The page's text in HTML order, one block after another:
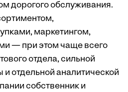
дорогого обслуживания.
маркетингом,
— при этом чаще всего
отдела, сильной
отдельной аналитической
собственник и